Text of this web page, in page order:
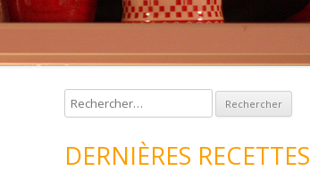
e
h
DERNIÈRES RECETTES